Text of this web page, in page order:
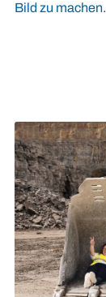
Bild zu machen.